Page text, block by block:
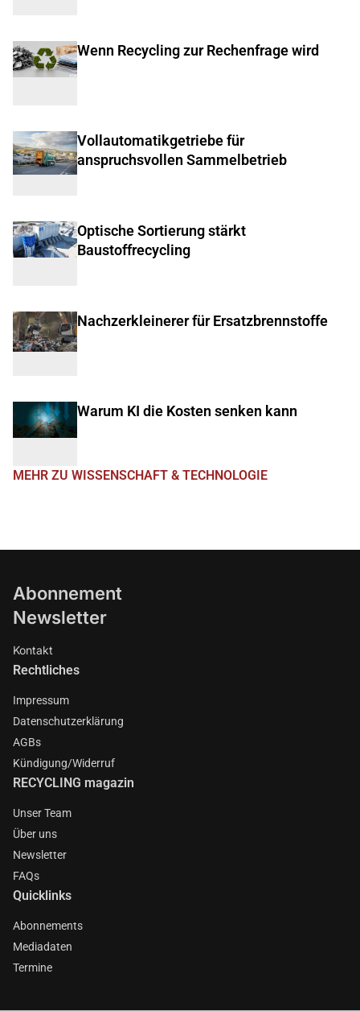
Wenn Recycling zur Rechenfrage wird
Vollautomatikgetriebe für
anspruchsvollen Sammelbetrieb
Optische Sortierung stärkt
Baustoffrecycling
Nachzerkleinerer für Ersatzbrennstoffe
Warum KI die Kosten senken kann
MEHR ZU WISSENSCHAFT & TECHNOLOGIE
Abonnement
Newsletter
Kontakt
Rechtliches
Impressum
Datenschutzerklärung
AGBs
Kündigung/Widerruf
RECYCLING magazin
Unser Team
Über uns
Newsletter
FAQs
Quicklinks
Abonnements
Mediadaten
Termine